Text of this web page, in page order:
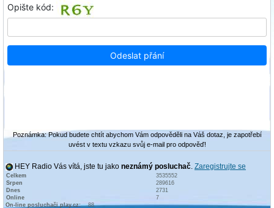
Poznámka: Pokud budete chtít abychom Vám odpověděli na Váš dotaz, je zapotřebí
uvést v textu vzkazu svůj e-mail pro odpověď!
HEY Radio Vás vítá, jste tu jako neznámý posluchač. Zaregistrujte se
Celkem
3535552
Srpen
289616
Dnes
2731
Online
7
On-line posluchači play.cz:
88